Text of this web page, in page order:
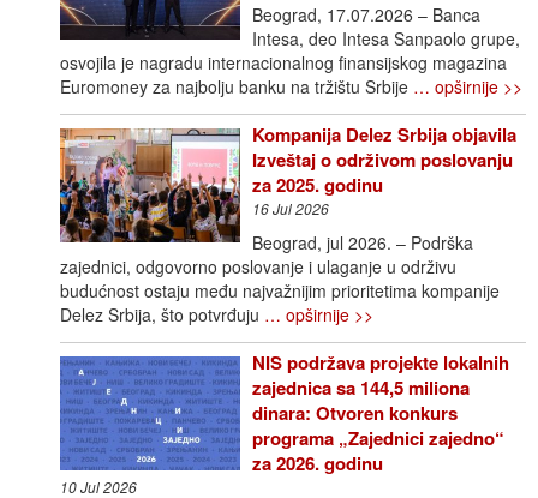
Beograd, 17.07.2026 – Banca
Intesa, deo Intesa Sanpaolo grupe,
osvojila je nagradu internacionalnog finansijskog magazina
Euromoney za najbolju banku na tržištu Srbije … opširnije >>
Kompanija Delez Srbija objavila
Izveštaj o održivom poslovanju
za 2025. godinu
16 Jul 2026
Beograd, jul 2026. – Podrška
zajednici, odgovorno poslovanje i ulaganje u održivu
budućnost ostaju među najvažnijim prioritetima kompanije
Delez Srbija, što potvrđuju … opširnije >>
NIS podržava projekte lokalnih
zajednica sa 144,5 miliona
dinara: Otvoren konkurs
programa „Zajednici zajedno“
za 2026. godinu
10 Jul 2026